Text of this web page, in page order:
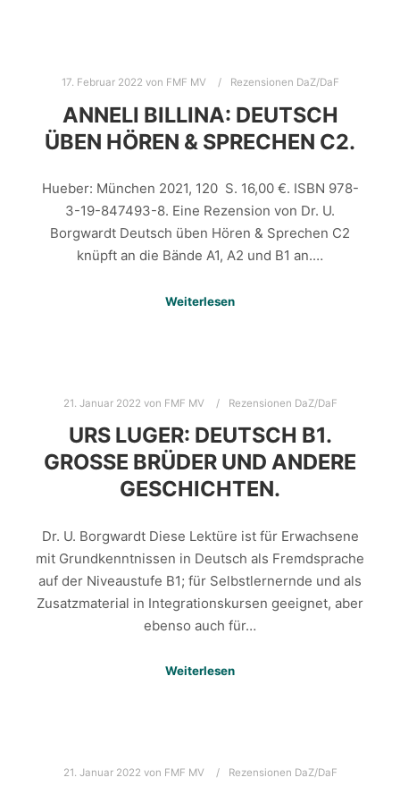
17. Februar 2022 von FMF MV Rezensionen DaZ/DaF
ANNELI BILLINA: DEUTSCH
ÜBEN HÖREN & SPRECHEN C2.
Hueber: München 2021, 120 S. 16,00 €. ISBN 978-
3-19-847493-8. Eine Rezension von Dr. U.
Borgwardt Deutsch üben Hören & Sprechen C2
knüpft an die Bände A1, A2 und B1 an.…
Weiterlesen
21. Januar 2022 von FMF MV Rezensionen DaZ/DaF
URS LUGER: DEUTSCH B1.
GROSSE BRÜDER UND ANDERE G
ESCHICHTEN.
Dr. U. Borgwardt Diese Lektüre ist für Erwachsene
mit Grundkenntnissen in Deutsch als Fremdsprache
auf der Niveaustufe B1; für Selbstlernernde und als
Zusatzmaterial in Integrationskursen geeignet, aber
ebenso auch für…
Weiterlesen
21. Januar 2022 von FMF MV Rezensionen DaZ/DaF